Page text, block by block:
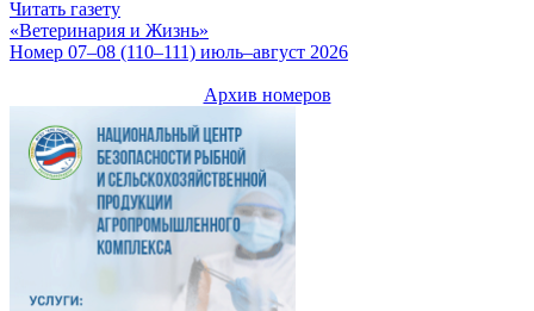
Читать газету
«Ветеринария и Жизнь»
Номер 07–08 (110–111) июль–август 2026
Архив номеров